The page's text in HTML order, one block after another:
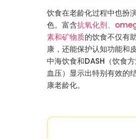
饮食在老龄化过程中也扮
色。富含抗氧化剂、
素和矿物质的饮食不仅有
康，还能保护认知功能和
中海饮食和DASH（饮食
血压）显示出特别有效的
康老龄化。